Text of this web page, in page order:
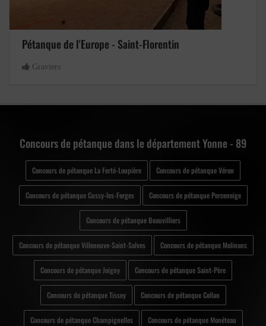
Pétanque de l'Europe - Saint-Florentin
Graviers
Concours de pétanque dans le département Yonne - 89
Concours de pétanque La Ferté-Loupière Concours de pétanque Véron
Concours de pétanque Cussy-les-Forges Concours de pétanque Perceneige
Concours de pétanque Beauvilliers
Concours de pétanque Villeneuve-Saint-Salves Concours de pétanque Molinons
Concours de pétanque Joigny Concours de pétanque Saint-Père
Concours de pétanque Tissey Concours de pétanque Collan
Concours de pétanque Champignelles Concours de pétanque Monéteau